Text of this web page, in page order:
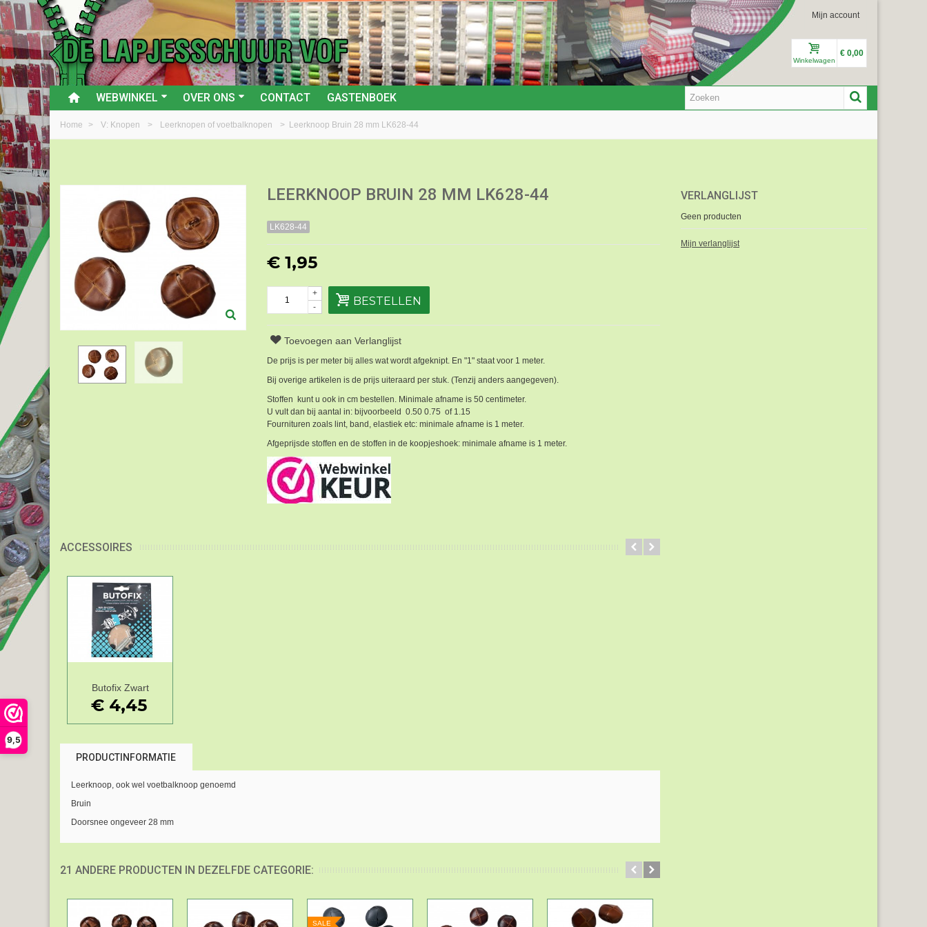
9,5
Mijn account
Winkelwagen
€ 0,00
WEBWINKEL OVER ONS CONTACT GASTENBOEK
Home > V: Knopen > Leerknopen of voetbalknopen > Leerknoop Bruin 28 mm LK628-44
LEERKNOOP BRUIN 28 MM LK628-44
LK628-44
€ 1,95
-
+
BESTELLEN
Toevoegen aan Verlanglijst
De prijs is per meter bij alles wat wordt afgeknipt. En "1" staat voor 1 meter.
Bij overige artikelen is de prijs uiteraard per stuk. (Tenzij anders aangegeven).
Stoffen kunt u ook in cm bestellen. Minimale afname is 50 centimeter.
U vult dan bij aantal in: bijvoorbeeld 0.50 0.75 of 1.15
Fournituren zoals lint, band, elastiek etc: minimale afname is 1 meter.
Afgeprijsde stoffen en de stoffen in de koopjeshoek: minimale afname is 1 meter.
ACCESSOIRES
Add to Wishlist
Butofix Zwart
€ 4,45
PRODUCTINFORMATIE
Leerknoop, ook wel voetbalknoop genoemd
Bruin
Doorsnee ongeveer 28 mm
21 ANDERE PRODUCTEN IN DEZELFDE CATEGORIE:
SALE
VERLANGLIJST
Geen producten
Mijn verlanglijst